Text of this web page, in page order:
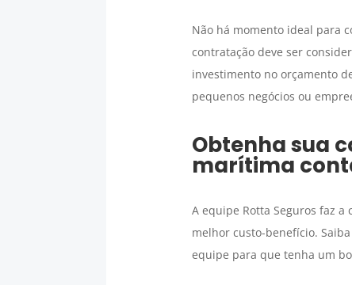
Não há momento ideal para
contratação deve ser
investimento no orçamento
pequenos negócios ou
Obtenha sua
marítima
A equipe Rotta Seguros faz a
melhor custo-benefício.
equipe para que tenha um